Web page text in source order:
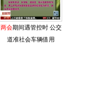
两会期间遇管控时 公交
道准社会车辆借用